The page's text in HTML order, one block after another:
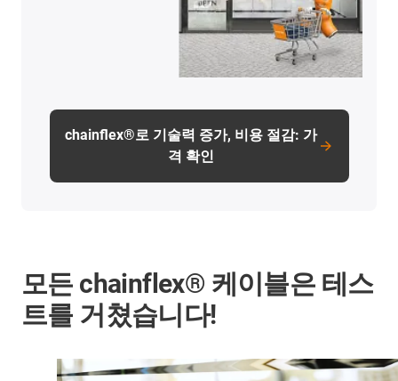
chainflex®로 기술력 증가, 비용 절감: 가
격 확인
모든 chainflex® 케이블은 테스
트를 거쳤습니다!